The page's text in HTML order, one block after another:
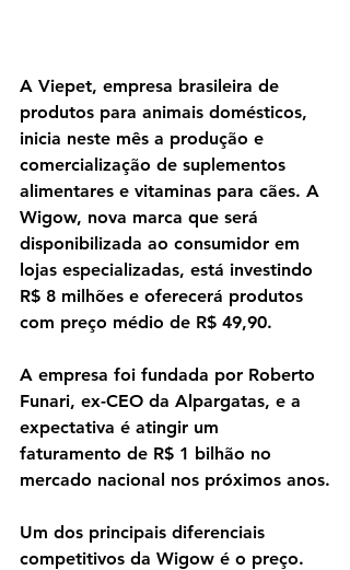
A Viepet, empresa brasileira de
produtos para animais domésticos,
inicia neste mês a produção e
comercialização de suplementos
alimentares e vitaminas para cães. A
Wigow, nova marca que será
disponibilizada ao consumidor em
lojas especializadas, está investindo
R$ 8 milhões e oferecerá produtos
com preço médio de R$ 49,90.
A empresa foi fundada por Roberto
Funari, ex-CEO da Alpargatas, e a
expectativa é atingir um
faturamento de R$ 1 bilhão no
mercado nacional nos próximos anos.
Um dos principais diferenciais
competitivos da Wigow é o preço.